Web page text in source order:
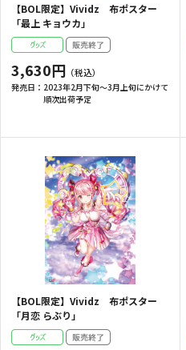
【BOL限定】Vividz 布ポスター
「最上 キョウカ」
3,630円
発売日： 2023年2月下旬～3月上旬にかけて
順次出荷予定
【BOL限定】Vividz 布ポスター
「月恋 らぶり」